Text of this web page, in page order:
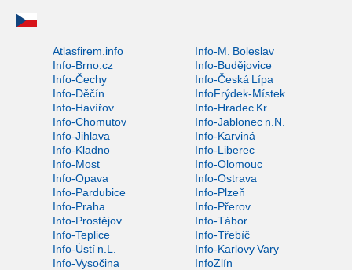
Atlasfirem.info
Info-M. Boleslav
Info-Brno.cz
Info-Budějovice
Info-Čechy
Info-Česká Lípa
Info-Děčín
InfoFrýdek-Místek
Info-Havířov
Info-Hradec Kr.
Info-Chomutov
Info-Jablonec n.N.
Info-Jihlava
Info-Karviná
Info-Kladno
Info-Liberec
Info-Most
Info-Olomouc
Info-Opava
Info-Ostrava
Info-Pardubice
Info-Plzeň
Info-Praha
Info-Přerov
Info-Prostějov
Info-Tábor
Info-Teplice
Info-Třebíč
Info-Ústí n.L.
Info-Karlovy Vary
Info-Vysočina
InfoZlín